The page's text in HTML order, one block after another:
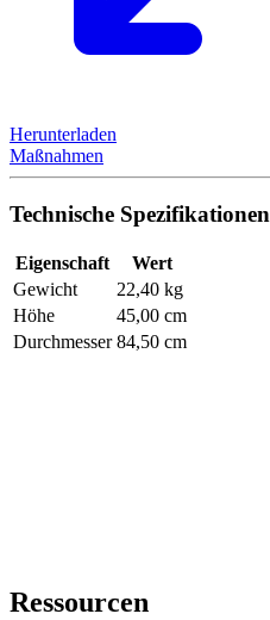
Herunterladen
Maßnahmen
Technische Spezifikationen
Eigenschaft
Wert
Gewicht
22,40 kg
Höhe
45,00 cm
Durchmesser 84,50 cm
Ressourcen